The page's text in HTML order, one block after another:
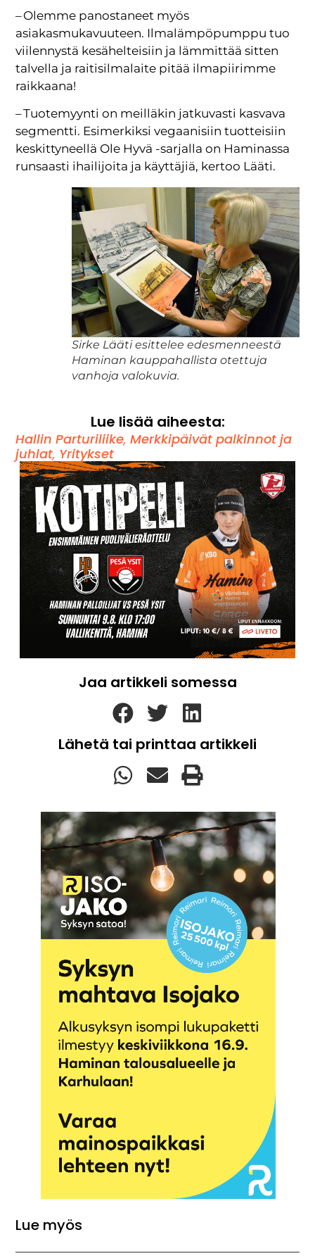
– Olemme panostaneet myös
asiakasmukavuuteen. Ilmalämpöpumppu tuo
viilennystä kesähelteisiin ja lämmittää sitten
talvella ja raitisilmalaite pitää ilmapiirimme
raikkaana!
– Tuotemyynti on meilläkin jatkuvasti kasvava
segmentti. Esimerkiksi vegaanisiin tuotteisiin
keskittyneellä Ole Hyvä -sarjalla on Haminassa
runsaasti ihailijoita ja käyttäjiä, kertoo Lääti.
Sirke Lääti esittelee edesmenneestä
Haminan kauppahallista otettuja
vanhoja valokuvia.
Lue lisää aiheesta:
Hallin Parturiliike,Merkkipäivät palkinnot ja
juhlat, Yritykset
Jaa artikkeli somessa
Lähetä tai printtaa artikkeli
Lue myös